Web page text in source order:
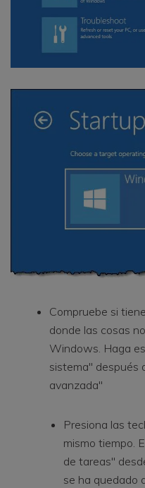
Compruebe si
donde las cosas
Windows. Haga
sistema" después
avanzada"
Presiona las
mismo tiempo.
de tareas"
se ha quedado